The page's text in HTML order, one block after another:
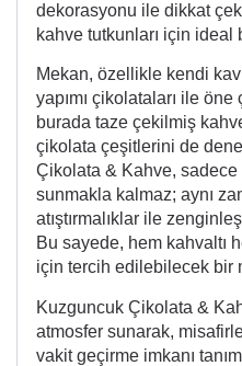
dekorasyonu ile dikkat
kahve tutkunları için ideal
Mekan, özellikle kendi
yapımı çikolataları ile öne
burada taze çekilmiş
çikolata çeşitlerini de
Çikolata & Kahve,
sunmakla kalmaz; aynı
atıştırmalıklar ile
Bu sayede, hem kahvaltı
için tercih edilebilecek bir
Kuzguncuk Çikolata &
atmosfer sunarak,
vakit geçirme imkanı